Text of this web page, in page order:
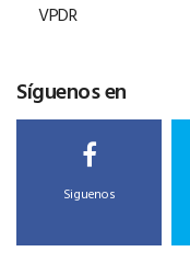
VPDR
Síguenos en
Siguenos